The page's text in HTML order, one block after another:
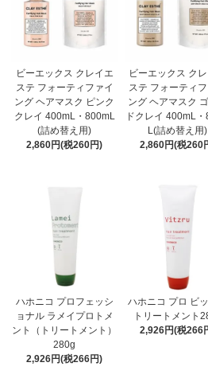
ビーエックス クレイエ
ステ フォーティファイ
ング ヘアマスク ピンク
クレイ 400mL・800mL
(詰め替え用)
2,860円(税260円)
ビーエックス ク
ステ フォーティ
ング ヘアマスク
ドクレイ 400mL
L(詰め替え用)
2,860円(税260
ハホニコ プロフェッシ
ョナル ラメイプロトメ
ント（トリートメント）
280g
2,926円(税266円)
ハホニコ プロ ビ
トリートメント
2,926円(税266